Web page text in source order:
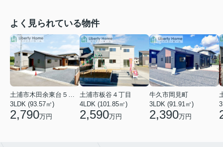
よく見られている物件
3LDK (93.57㎡)
2,790万円
土浦市板谷４丁目
4LDK (101.85㎡)
2,590万円
牛久市岡見町
3LDK (91.91㎡)
2,390万円